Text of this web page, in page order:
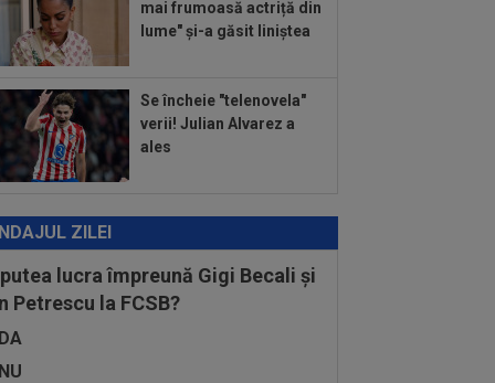
mai frumoasă actriță din
lume" și-a găsit liniștea
Se încheie "telenovela"
verii! Julian Alvarez a
ales
ZILEI
lucra împreună Gigi Becali și
Petrescu la FCSB?
DA
NU